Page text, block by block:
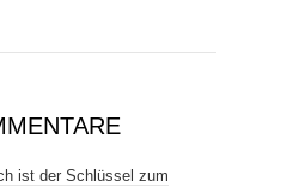
ist der Schlüssel zum